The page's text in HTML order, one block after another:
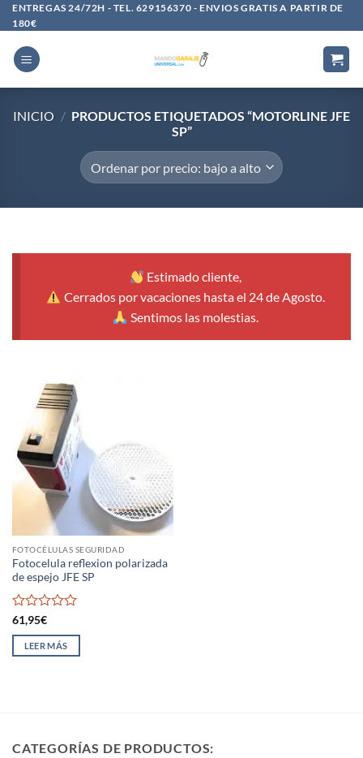
Saltar
al
contenido
ENTREGAS 24/72H - TEL. 629156370 - ENVIOS GRATIS A PARTIR DE
180€
INICIO / PRODUCTOS ETIQUETADOS “MOTORLINE JFE
SP”
Estimado cliente,
Cerrados por vacaciones hasta el 24 de Agosto.
Sentimos las molestias.
FOTOCÉLULAS SEGURIDAD
Fotocelula reflexion polarizada
de espejo JFE SP
Valorado
con
de
61,95€
LEER MÁS
CATEGORÍAS DE PRODUCTOS: